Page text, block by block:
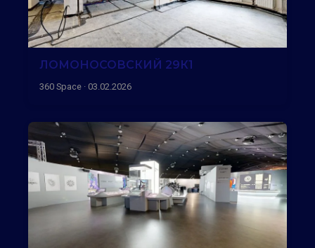
ЛОМОНОСОВСКИЙ 29К1
360 Space · 03.02.2026